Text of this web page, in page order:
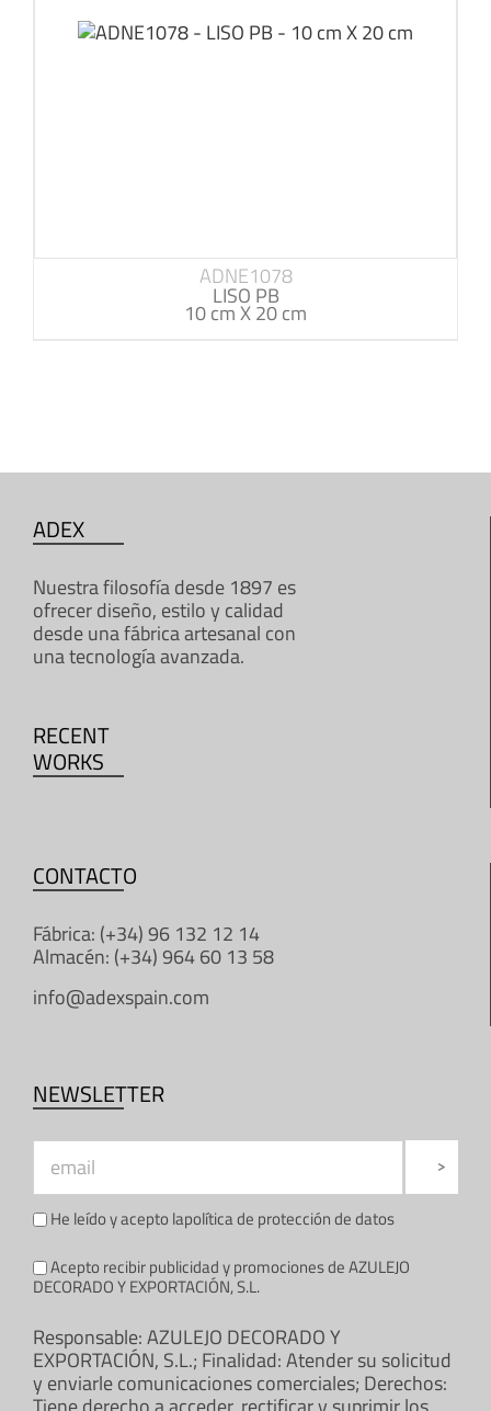
ADNE1078
LISO PB
10 cm X 20 cm
ADEX
Nuestra filosofía desde 1897 es
ofrecer diseño, estilo y calidad
desde una fábrica artesanal con
una tecnología avanzada.
RECENT
WORKS
CONTACTO
Fábrica: (+34) 96 132 12 14
Almacén: (+34) 964 60 13 58
info@adexspain.com
NEWSLETTER
He leído y acepto lapolítica de protección de datos
Acepto recibir publicidad y promociones de AZULEJO
DECORADO Y EXPORTACIÓN, S.L.
Responsable: AZULEJO DECORADO Y
EXPORTACIÓN, S.L.; Finalidad: Atender su solicitud
y enviarle comunicaciones comerciales; Derechos: